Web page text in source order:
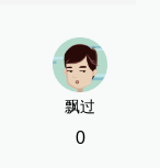
飘过
0